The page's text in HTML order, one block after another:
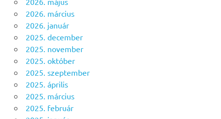
2026. március
2026. január
2025. december
2025. november
2025. október
2025. szeptember
2025. április
2025. március
2025. február